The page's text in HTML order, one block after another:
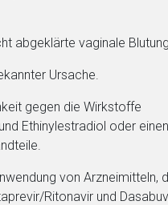
abgeklärte vaginale
Ursache.
gegen die Wirkstoffe
Ethinylestradiol oder
von Arzneimitteln,
Ritonavir und